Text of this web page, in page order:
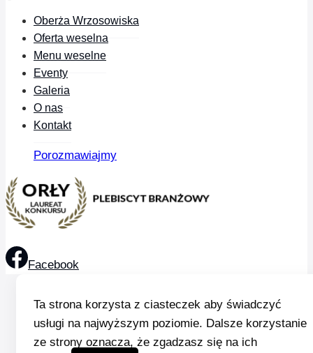
Oberża Wrzosowiska
Oferta weselna
Menu weselne
Eventy
Galeria
O nas
Kontakt
Porozmawiajmy
Facebook
Ta strona korzysta z ciasteczek aby świadczyć
usługi na najwyższym poziomie. Dalsze korzystanie
ze strony oznacza, że zgadzasz się na ich